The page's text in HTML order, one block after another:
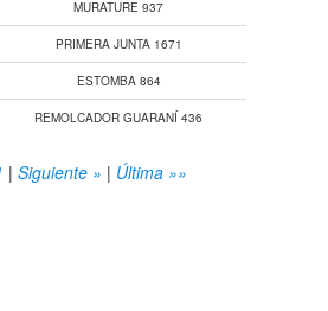
MURATURE 937
PRIMERA JUNTA 1671
ESTOMBA 864
REMOLCADOR GUARANÍ 436
| Siguiente » | Última »»